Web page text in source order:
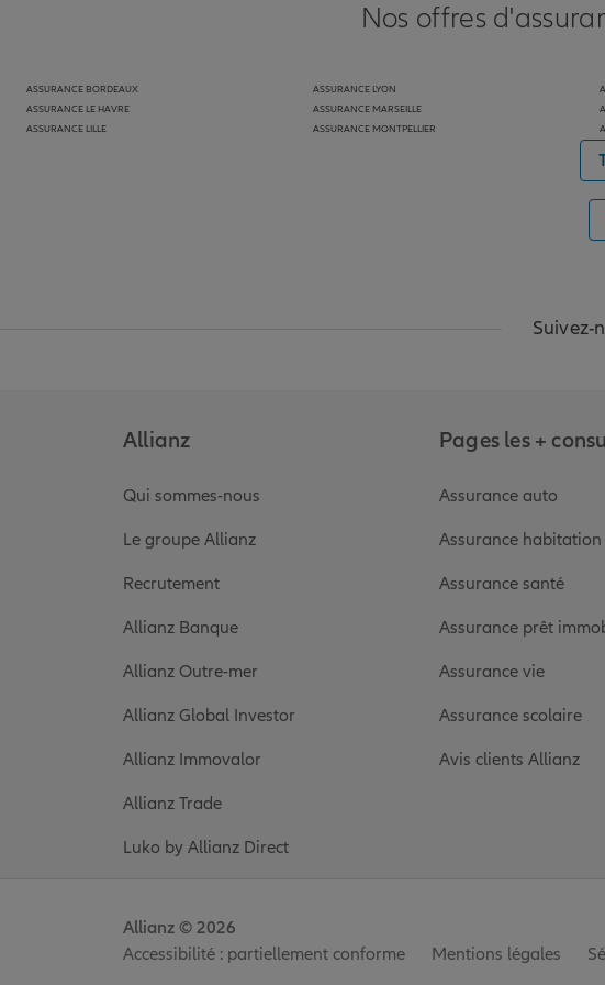
Nos offres
ASSURANCE BORDEAUX
ASSURANCE LE HAVRE
ASSURANCE LILLE
ASSURANCE LYON
ASSURANCE MARSEILLE
ASSURANCE MONTPELLIER
Suivez-
Allianz
Qui sommes-nous
Le groupe Allianz
Recrutement
Allianz Banque
Allianz Outre-mer
Allianz Global Investor
Allianz Immovalor
Allianz Trade
Luko by Allianz Direct
Pages les +
Assurance auto
Assurance habitation
Assurance santé
Assurance prêt
Assurance vie
Assurance scolaire
Avis clients Allianz
Accessibilité : partiellement conforme Mentions légales
Allianz © 2026